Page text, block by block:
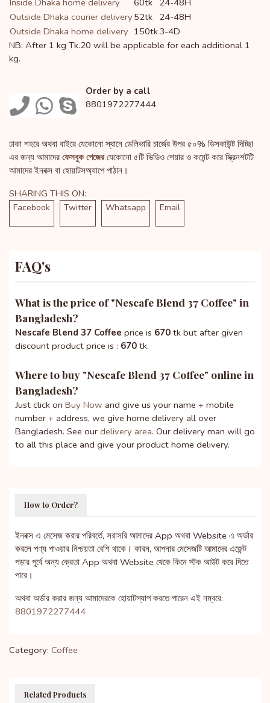
Inside Dhaka home delivery
60tk 24-48H
Outside Dhaka courier delivery52tk 24-48H
Outside Dhaka home delivery 150tk3-4D
NB: After 1 kg Tk.20 will be applicable for each additional 1
kg.
Order by a call
8801972277444
ঢাকা শহরে অথবা বাইরে যেকোনো স্থানে ডেলিভারি চার্জের উপর ৫০% ডিসকাউন্ট দিচ্ছি!
এর জন্য আমাদের ফেসবুক পেজেরযেকোনো ৫টি ভিডিও শেয়ার ও কমেন্ট করে স্ক্রিনশটটি
আমাদের ইনবক্স বা হোয়াটসঅ্যাপে পাঠান।
SHARING THIS ON:
Facebook Twitter Whatsapp Email
FAQ's
What is the price of "Nescafe Blend 37 Coffee" in
Bangladesh?
Nescafe Blend 37 Coffee price is 670 tk but after given
discount product price is : 670 tk.
Where to buy "Nescafe Blend 37 Coffee" online in
Bangladesh?
Just click on Buy Now and give us your name + mobile
number + address, we give home delivery all over
Bangladesh. See our delivery area. Our delivery man will go
to all this place and give your product home delivery.
How to Order?
ইনবক্স এ মেসেজ করার পরিবর্তে, সরাসরি আমাদের App অথবা Website এ অর্ডার
করলে পণ্য পাওয়ার নিশ্চয়তা বেশি থাকে। কারন, আপনার মেসেজটি আমাদের এজেন্ট
পড়ার পূর্বে অন্য ক্রেতা App অথবা Website থেকে কিনে স্টক আউট করে দিতে
পারে।
অথবা অর্ডার করার জন্য আমাদেরকে হোয়াটস্যাপ করতে পারেন এই নম্বরে:
8801972277444
Category: Coffee
Related Products